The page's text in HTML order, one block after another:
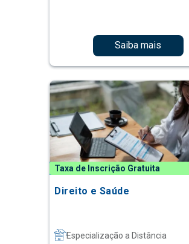
Saiba mais
Taxa de Inscrição Gratuita
Direito e Saúde
Especialização a Distância